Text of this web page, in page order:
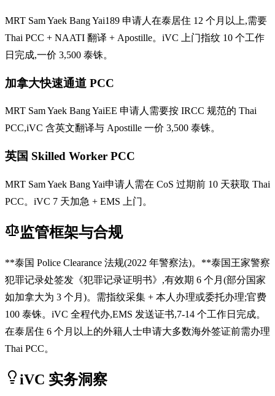
MRT Sam Yaek Bang Yai189 申请人在泰居住 12 个月以上,需要
Thai PCC + NAATI 翻译 + Apostille。iVC 上门指纹 10 个工作
日完成,一价 3,500 泰铢。
加拿大快速通道 PCC
MRT Sam Yaek Bang YaiEE 申请人需要按 IRCC 规范的 Thai
PCC,iVC 含英文翻译与 Apostille 一价 3,500 泰铢。
英国 Skilled Worker PCC
MRT Sam Yaek Bang Yai申请人需在 CoS 过期前 10 天获取 Thai
PCC。iVC 7 天加急 + EMS 上门。
监管框架与合规
**泰国 Police Clearance 法规(2022 年警察法)。**泰国王家警察
犯罪记录处签发《犯罪记录证明书》,有效期 6 个月(部分国家
如加拿大为 3 个月)。需指纹采集 + 本人办理或委托办理;官费
100 泰铢。iVC 全程代办,EMS 发送证书,7-14 个工作日完成。
在泰居住 6 个月以上的外籍人士申请大多数海外签证前需办理
Thai PCC。
iVC 实务洞察